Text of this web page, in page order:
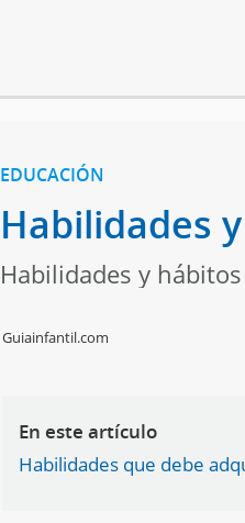
EDUCACIÓN
Habilidades
Habilidades y
Guiainfantil.com
En este artículo
Habilidades que debe